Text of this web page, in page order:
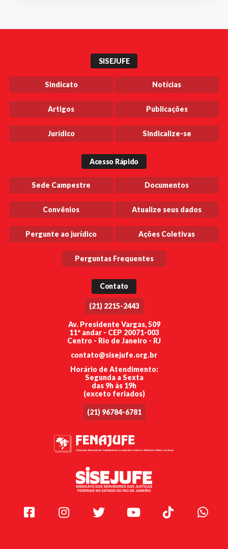
SISEJUFE
Sindicato Notícias
Artigos Publicações
Jurídico Sindicalize-se
Acesso Rápido
Sede Campestre Documentos
Convênios Atualize seus dados
Pergunte ao jurídico Ações Coletivas
Perguntas Frequentes
Contato
(21) 2215-2443
Av. Presidente Vargas, 509
11º andar - CEP 20071-003
Centro - Rio de Janeiro - RJ
contato@sisejufe.org.br
Horário de Atendimento:
Segunda a Sexta
das 9h às 19h
(exceto feriados)
(21) 96784-6781
Facebook Instagram Twitter Youtube TikTok